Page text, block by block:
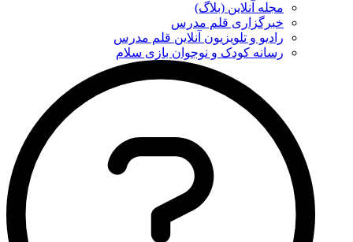
مجله آنلاین (بلاگ)
خبرگزاری قلم مدرس
رادیو و تلویزیون آنلاین قلم مدرس
رسانه کودک و نوجوان بازی سلام